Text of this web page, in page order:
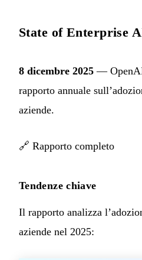
State of Enterprise
8 dicembre 2025 —
rapporto annuale
aziende.
🔗 Rapporto completo
Tendenze chiave
Il rapporto analizza
aziende nel 2025: